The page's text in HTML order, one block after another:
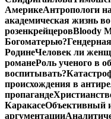
АмерикеАнтропологи
академическая жизнь
розенкрейцеровBloody
Богоматерью?
РодинеЧеловек ли
романеРоль ученого в
воспитывать?
происхождения в
пропаганде
КаракасеОбъективный
аргументации